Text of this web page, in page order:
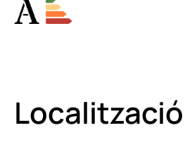
Localització